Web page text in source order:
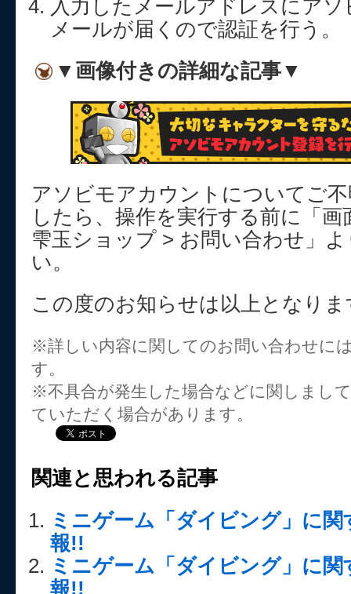
入力したメールアドレスにア
メールが届くので認証を行う。
▼画像付きの詳細な記事▼
アソビモアカウントについてご
したら、操作を実行する前に「画
雫玉ショップ > お問い合わせ」
い。
この度のお知らせは以上となりま
※詳しい内容に関してのお問い合わせに
す。
※不具合が発生した場合などに関しまし
ていただく場合があります。
関連と思われる記事
ミニゲーム「ダイビング」に
報!!
ミニゲーム「ダイビング」に
報!!